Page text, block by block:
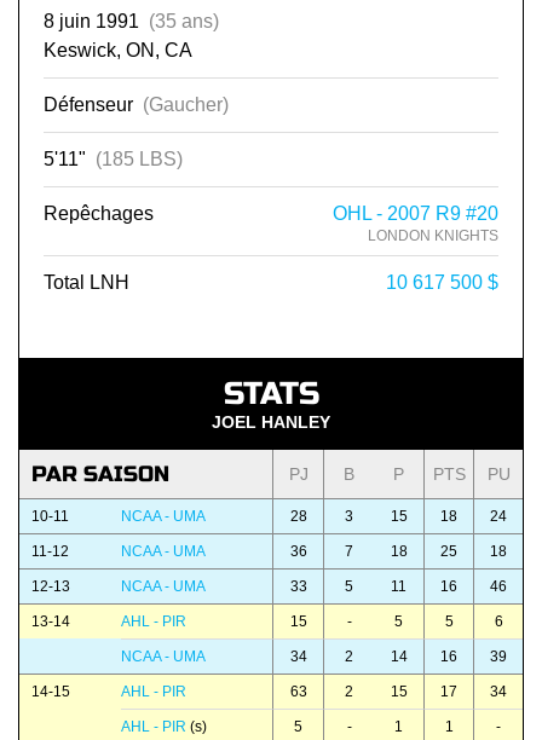
8 juin 1991 (35 ans)
Keswick, ON, CA
Défenseur (Gaucher)
5'11" (185 LBS)
Repêchages OHL - 2007 R9 #20
LONDON KNIGHTS
Total LNH 10 617 500 $
STATS
JOEL HANLEY
PAR SAISON PJ B P PTS PU
10-11 NCAA - UMA 28 3 15 18 24
11-12 NCAA - UMA 36 7 18 25 18
12-13 NCAA - UMA 33 5 11 16 46
13-14 AHL - PIR 15 - 5 5 6
NCAA - UMA 34 2 14 16 39
14-15 AHL - PIR 63 2 15 17 34
AHL - PIR (s) 5 - 1 1 -